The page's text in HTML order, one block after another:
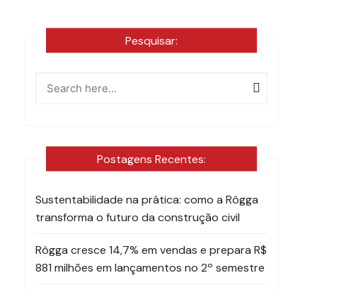
Pesquisar:
Postagens Recentes:
Sustentabilidade na prática: como a Rôgga
transforma o futuro da construção civil
Rôgga cresce 14,7% em vendas e prepara R$
881 milhões em lançamentos no 2º semestre